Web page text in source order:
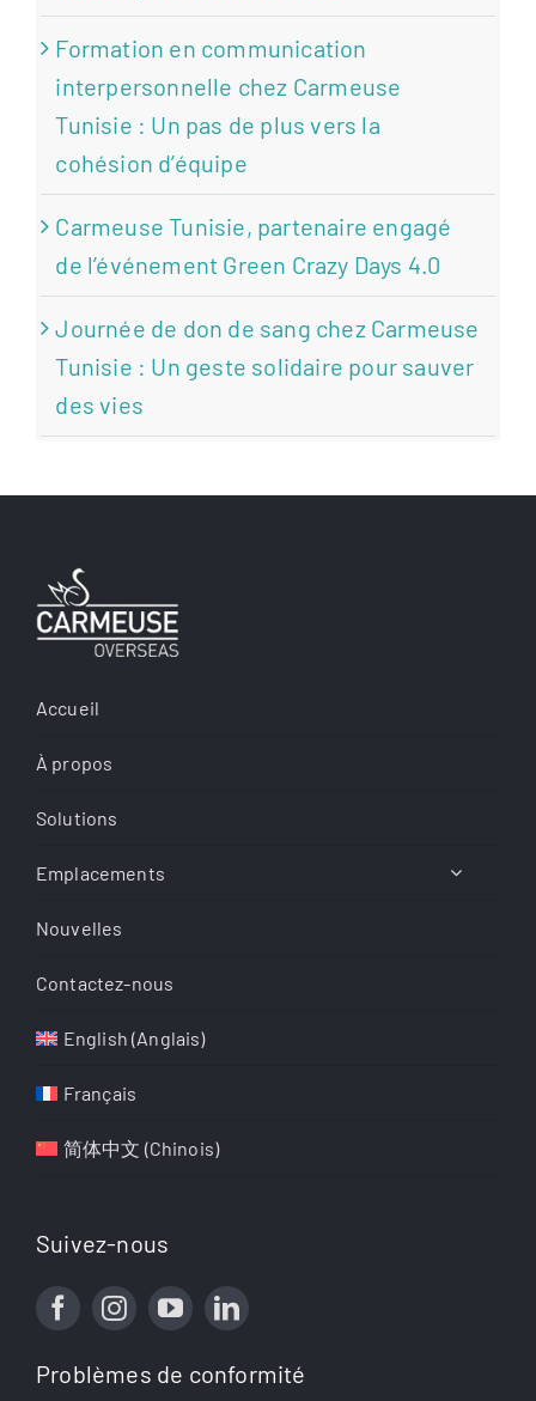
Formation en communication
interpersonnelle chez Carmeuse
Tunisie : Un pas de plus vers la
cohésion d’équipe
Carmeuse Tunisie, partenaire engagé
de l’événement Green Crazy Days 4.0
Journée de don de sang chez Carmeuse
Tunisie : Un geste solidaire pour sauver
des vies
Accueil
À propos
Solutions
Emplacements
Nouvelles
Contactez-nous
English (Anglais)
Français
简体中文 (Chinois)
Suivez-nous
Problèmes de conformité